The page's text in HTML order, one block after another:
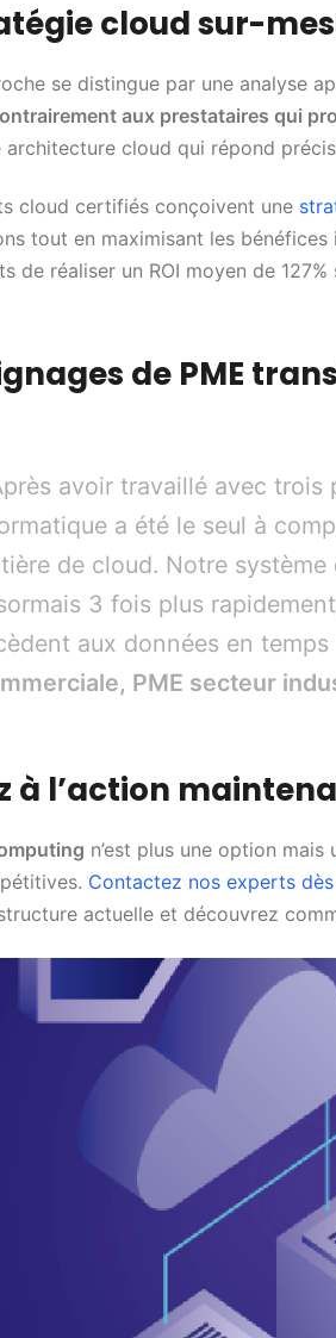
cloud sur-
se distingue par une analyse
aux prestataires qui
architecture cloud qui répond
cloud certifiés conçoivent une
tout en maximisant les
de réaliser un ROI moyen de 127%
de PME
avoir travaillé avec trois
a été le seul à
de cloud. Notre
3 fois plus
aux données en
PME secteur
à l’action
n’est plus une option
Contactez nos experts dès
actuelle et découvrez